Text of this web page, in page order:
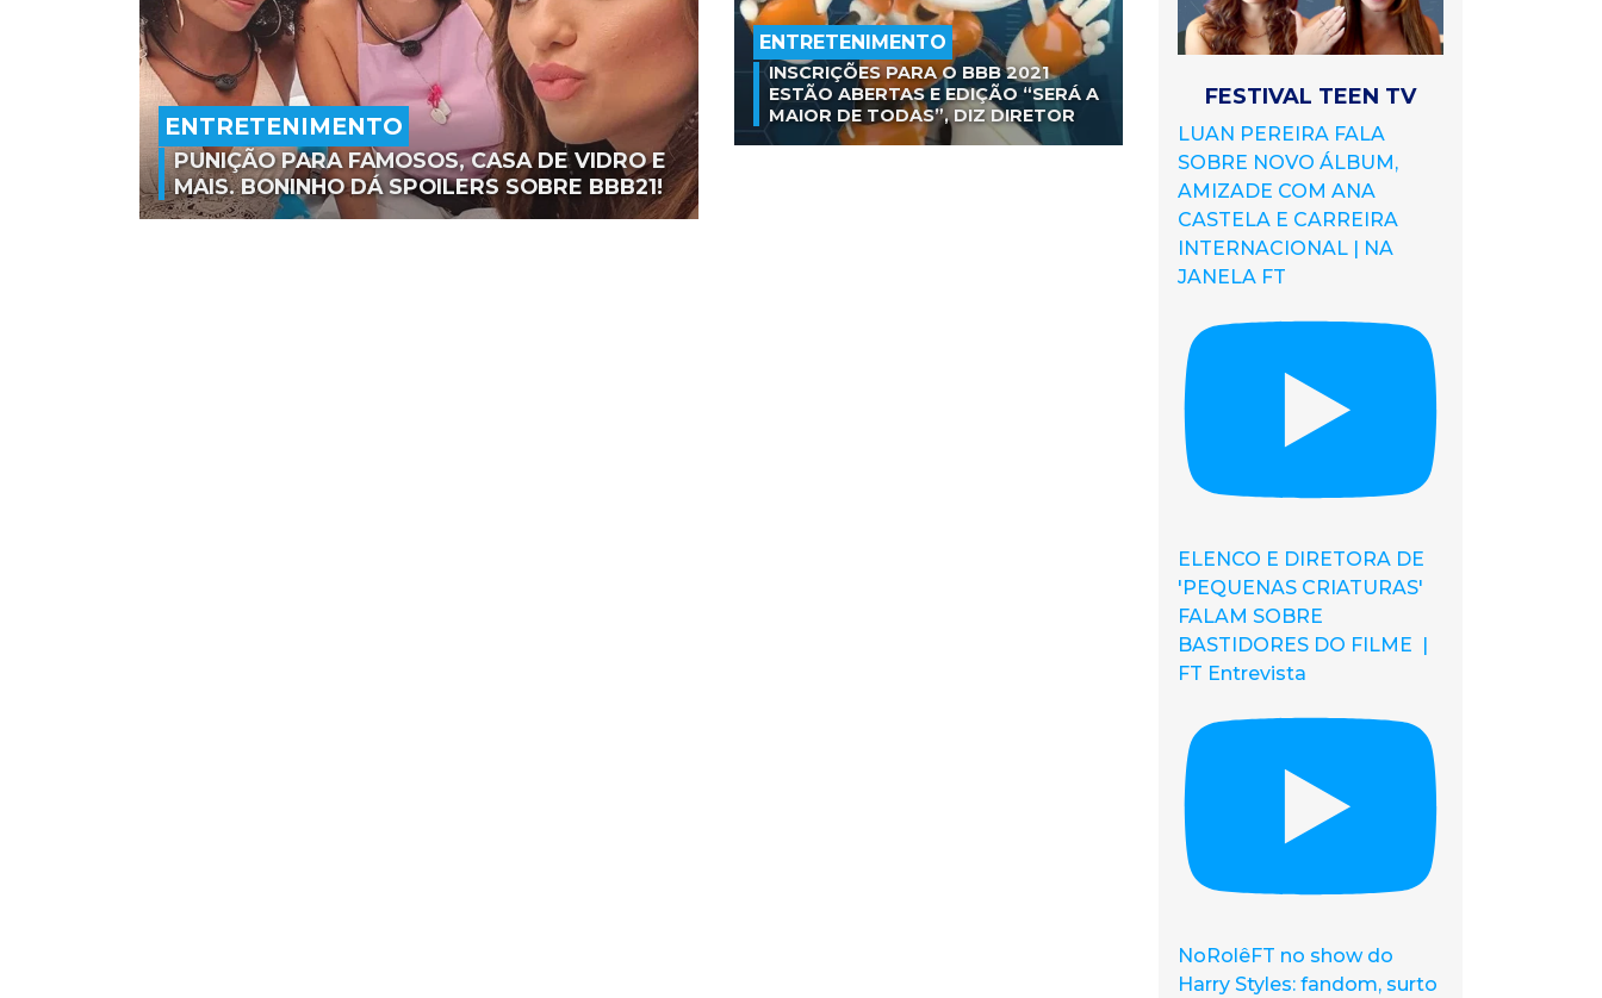
ENTRETENIMENTO
PUNIÇÃO PARA FAMOSOS, CASA DE VIDRO E
MAIS. BONINHO DÁ SPOILERS SOBRE BBB21!
ENTRETENIMENTO
INSCRIÇÕES PARA O BBB 2021
ESTÃO ABERTAS E EDIÇÃO “SERÁ A
MAIOR DE TODAS”, DIZ DIRETOR
FESTIVAL TEEN TV
LUAN PEREIRA FALA
SOBRE NOVO ÁLBUM,
AMIZADE COM ANA
CASTELA E CARREIRA
INTERNACIONAL | NA
JANELA FT
ELENCO E DIRETORA DE
'PEQUENAS CRIATURAS'
FALAM SOBRE
BASTIDORES DO FILME |
FT Entrevista
NoRolêFT no show do
Harry Styles: fandom, surto